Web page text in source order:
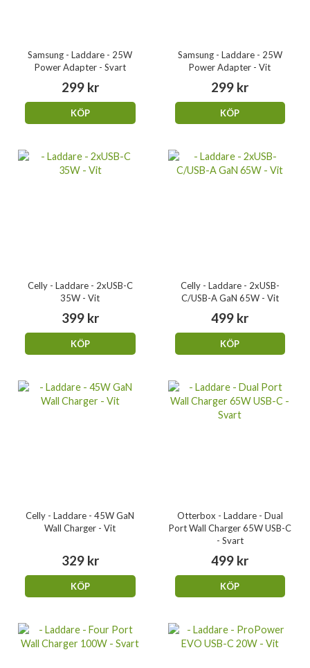
Samsung - Laddare - 25W
Power Adapter - Svart
299 kr
KÖP
Samsung - Laddare - 25W
Power Adapter - Vit
299 kr
KÖP
Celly - Laddare - 2xUSB-C
35W - Vit
399 kr
KÖP
Celly - Laddare - 2xUSB-
C/USB-A GaN 65W - Vit
499 kr
KÖP
Celly - Laddare - 45W GaN
Wall Charger - Vit
329 kr
KÖP
Otterbox - Laddare - Dual
Port Wall Charger 65W USB-C
- Svart
499 kr
KÖP